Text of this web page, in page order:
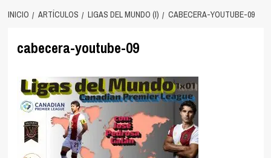
INICIO ARTÍCULOS LIGAS DEL MUNDO (I) CABECERA-YOUTUBE-09
cabecera-youtube-09